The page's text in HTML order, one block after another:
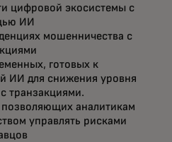
цифровой экосистемы с
ИИ
мошенничества с
готовых к
ИИ для снижения уровня
транзакциями.
позволяющих аналитикам
управлять рисками